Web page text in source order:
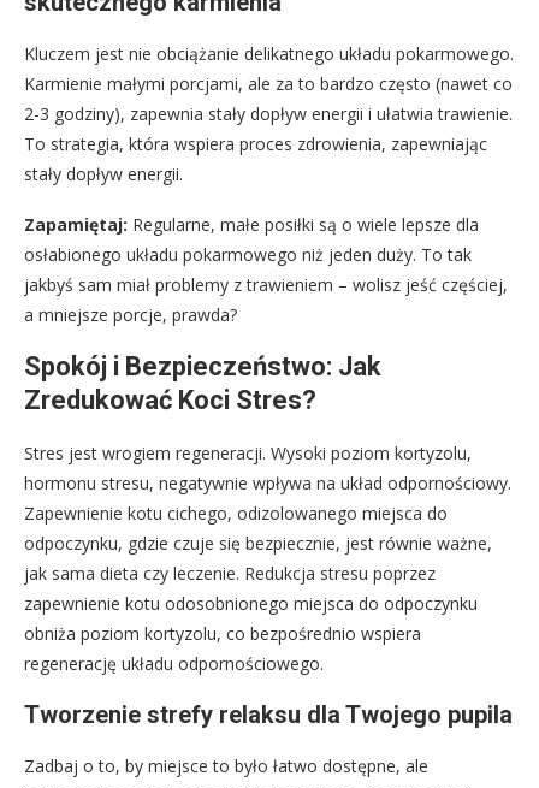
Kluczem jest nie obciążanie delikatnego układu pokarmowego.
Karmienie małymi porcjami, ale za to bardzo często (nawet co
2-3 godziny), zapewnia stały dopływ energii i ułatwia trawienie.
To strategia, która wspiera proces zdrowienia, zapewniając
stały dopływ energii.
Zapamiętaj: Regularne, małe posiłki są o wiele lepsze dla
osłabionego układu pokarmowego niż jeden duży. To tak
jakbyś sam miał problemy z trawieniem – wolisz jeść częściej,
a mniejsze porcje, prawda?
Spokój i Bezpieczeństwo: Jak
Zredukować Koci Stres?
Stres jest wrogiem regeneracji. Wysoki poziom kortyzolu,
hormonu stresu, negatywnie wpływa na układ odpornościowy.
Zapewnienie kotu cichego, odizolowanego miejsca do
odpoczynku, gdzie czuje się bezpiecznie, jest równie ważne,
jak sama dieta czy leczenie. Redukcja stresu poprzez
zapewnienie kotu odosobnionego miejsca do odpoczynku
obniża poziom kortyzolu, co bezpośrednio wspiera
regenerację układu odpornościowego.
Tworzenie strefy relaksu dla Twojego pupila
Zadbaj o to, by miejsce to było łatwo dostępne, ale